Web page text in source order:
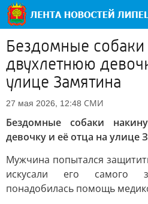
Бездомные собаки
двухлетнюю
улице Замятина
27 мая 2026, 12:48 СМИ
Бездомные собаки
девочку и её отца на улице
Мужчина попытался
искусали его самого
понадобилась помощь